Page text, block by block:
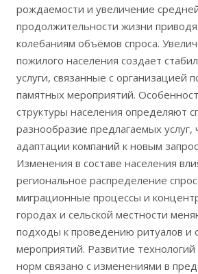
рождаемости и увеличение
продолжительности жизни
колебаниям объёмов спроса.
пожилого населения создает
услуги, связанные с организацией
памятных мероприятий.
структуры населения определяют
разнообразие предлагаемых услуг,
адаптации компаний к новым
Изменения в составе населения
региональное распределение
миграционные процессы и
городах и сельской местности
подходы к проведению ритуалов и
мероприятий. Развитие
норм связано с изменениями в